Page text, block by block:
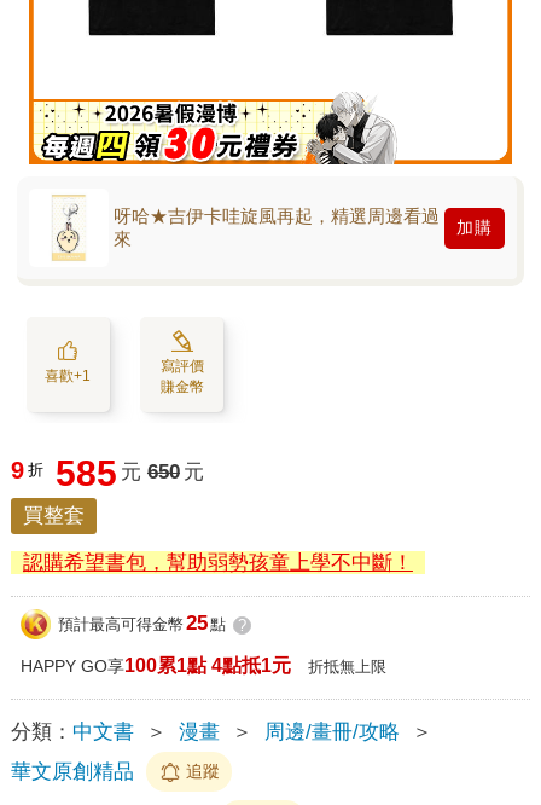
呀哈★吉伊卡哇旋風再起，精選周邊看過
來
加購
喜歡+1
寫評價
賺金幣
9 折 585 元 650 元
買整套
認購希望書包，幫助弱勢孩童上學不中斷！
預計最高可得金幣 25點 ?
HAPPY GO享100累1點 4點抵1元 折抵無上限
分類： 中文書 ＞ 漫畫 ＞ 周邊/畫冊/攻略
＞
華文原創精品
追蹤